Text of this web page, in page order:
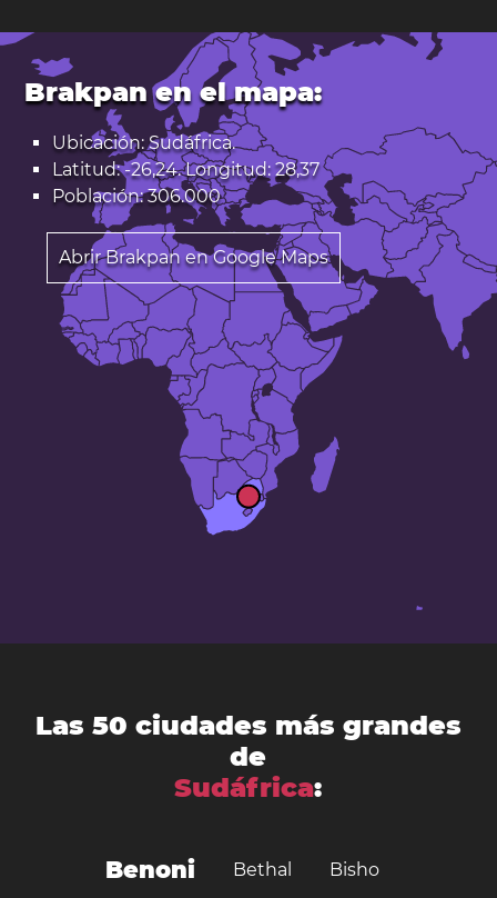
Brakpan en el mapa:
Ubicación: Sudáfrica.
Latitud: -26,24. Longitud: 28,37
Población: 306.000
Abrir Brakpan en Google Maps
Las 50 ciudades más grandes
de
Sudáfrica:
Benoni Bethal Bisho